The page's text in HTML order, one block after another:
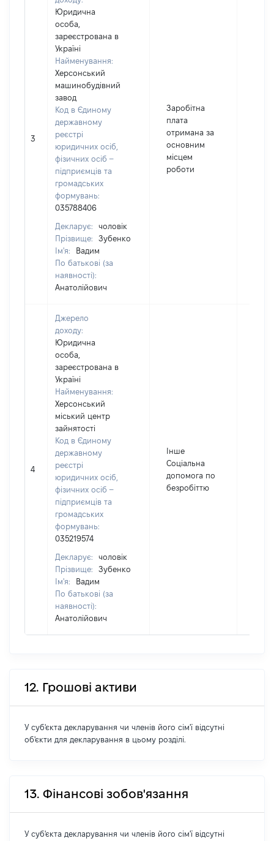
3
Юридична
особа,
зареєстрована в
Україні
Найменування:
Херсонський
машинобудівний
завод
Код в Єдиному
державному
реєстрі
юридичних осіб,
фізичних осіб –
підприємців та
громадських
формувань:
035788406
Декларує:
чоловік
Прізвище:
Зубенко
Ім'я:
Вадим
По батькові (за
наявності):
Анатолійович
Заробітна
плата
отримана за
основним
місцем
роботи
4
Джерело
доходу:
Юридична
особа,
зареєстрована в
Україні
Найменування:
Херсонський
міський центр
зайнятості
Код в Єдиному
державному
реєстрі
юридичних осіб,
фізичних осіб –
підприємців та
громадських
формувань:
035219574
Декларує:
чоловік
Прізвище:
Зубенко
Ім'я:
Вадим
По батькові (за
наявності):
Анатолійович
Інше
Соціальна
допомога по
безробіттю
12. Грошові активи
У суб'єкта декларування чи членів його сім'ї відсутні
об'єкти для декларування в цьому розділі.
13. Фінансові зобов'язання
У суб'єкта декларування чи членів його сім'ї відсутні